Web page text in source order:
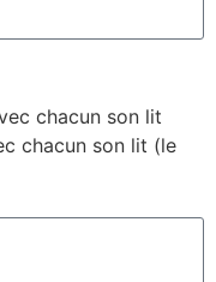
chacun son lit
chacun son lit (le